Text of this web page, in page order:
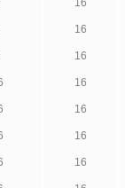
16
16
16
16
16
16
16